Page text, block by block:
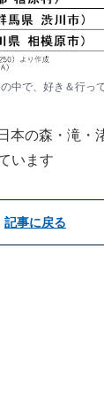
中で、好き＆行っ
本の森・滝・
います
記事に戻る